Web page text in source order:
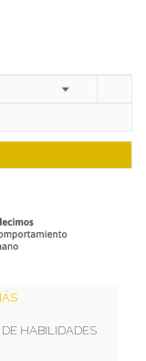
HABILIDADES